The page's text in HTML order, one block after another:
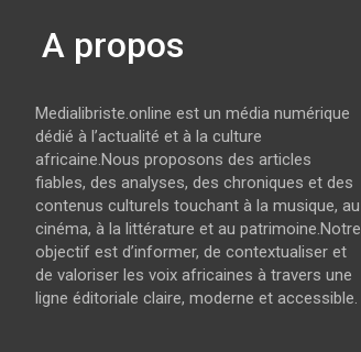
A propos
Medialibriste.online est un média numérique
dédié à l’actualité et à la culture
africaine.Nous proposons des articles
fiables, des analyses, des chroniques et des
contenus culturels touchant à la musique, au
cinéma, à la littérature et au patrimoine.Notre
objectif est d’informer, de contextualiser et
de valoriser les voix africaines à travers une
ligne éditoriale claire, moderne et accessible.